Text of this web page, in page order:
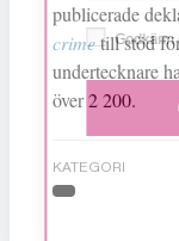
publicerade
crimetill stöd
undertecknare
över 2 200.
KATEGORI